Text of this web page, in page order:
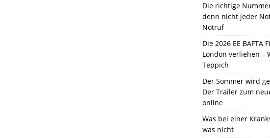
Die richtige
denn nicht jeder
Notruf
Die 2026 EE
London verliehen –
Teppich
Der Sommer wird
Der Trailer zum
online
Was bei einer
was nicht